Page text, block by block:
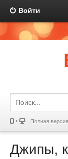
Войти
Полная
Джипы,